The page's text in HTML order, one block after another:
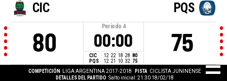
CIC
80
Periodo 4
00:00
CIC 12 22 18 28 80
PQS
12 21 10 32 75
PQS
75
COMPETICIÓN LIGA ARGENTINA 2017-2018 PISTA CICLISTA JUNINENSE
DETALLES DEL PARTIDO Salto inicial: 21:30 18/02/18